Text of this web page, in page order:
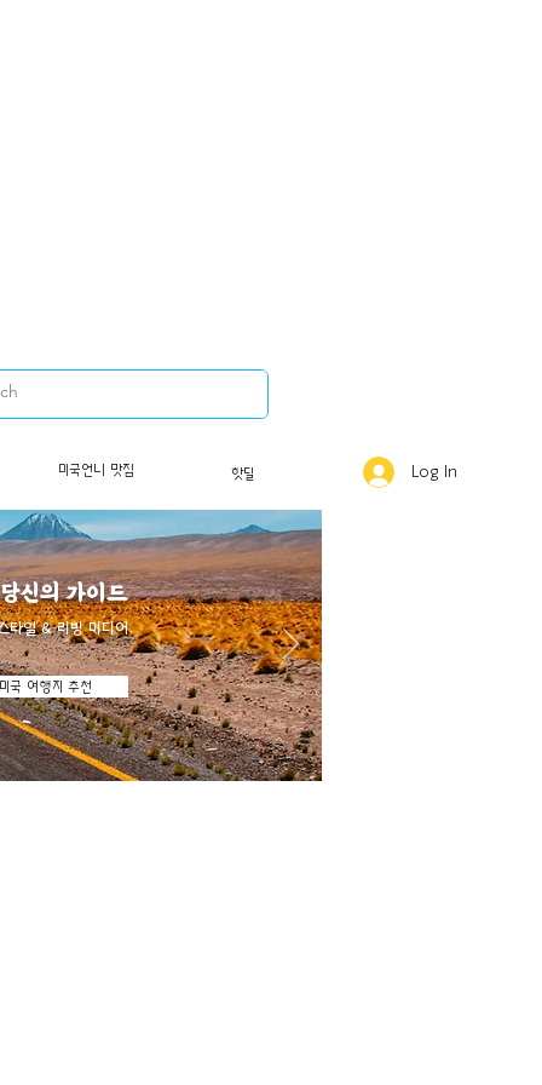
신의 가이드
타일 & 리빙 미디어
국 여행지 추천
미국언니 맛집 핫딜 Log In